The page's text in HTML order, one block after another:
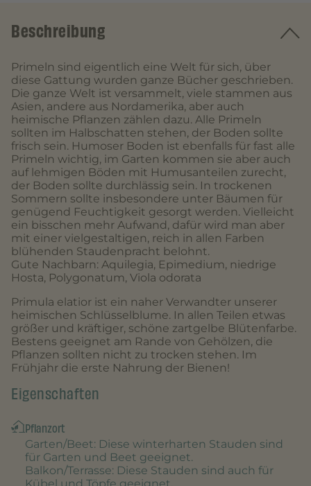
Beschreibung
Primeln sind eigentlich eine Welt für sich, über
diese Gattung wurden ganze Bücher geschrieben.
Die ganze Welt ist versammelt, viele stammen aus
Asien, andere aus Nordamerika, aber auch
heimische Pflanzen zählen dazu. Alle Primeln
sollten im Halbschatten stehen, der Boden sollte
frisch sein. Humoser Boden ist ebenfalls für fast alle
Primeln wichtig, im Garten kommen sie aber auch
auf lehmigen Böden mit Humusanteilen zurecht,
der Boden sollte durchlässig sein. In trockenen
Sommern sollte insbesondere unter Bäumen für
genügend Feuchtigkeit gesorgt werden. Vielleicht
ein bisschen mehr Aufwand, dafür wird man aber
mit einer vielgestaltigen, reich in allen Farben
blühenden Staudenpracht belohnt.
Gute Nachbarn: Aquilegia, Epimedium, niedrige
Hosta, Polygonatum, Viola odorata
Primula elatior ist ein naher Verwandter unserer
heimischen Schlüsselblume. In allen Teilen etwas
größer und kräftiger, schöne zartgelbe Blütenfarbe.
Bestens geeignet am Rande von Gehölzen, die
Pflanzen sollten nicht zu trocken stehen. Im
Frühjahr die erste Nahrung der Bienen!
Eigenschaften
Pflanzort
Garten/Beet: Diese winterharten Stauden sind
für Garten und Beet geeignet.
Balkon/Terrasse: Diese Stauden sind auch für